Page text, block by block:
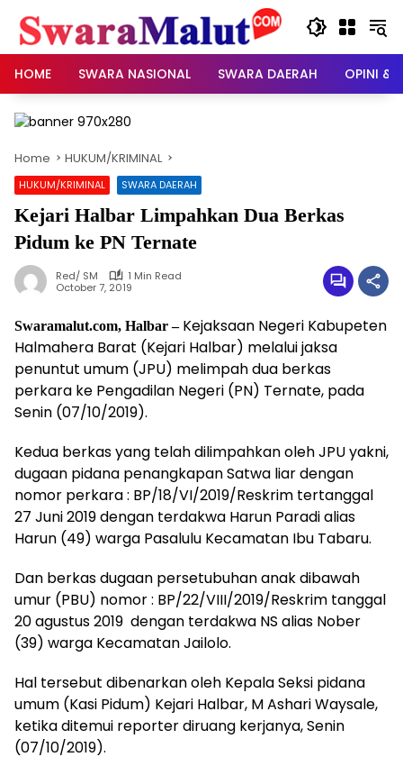
content
HOME
SWARA NASIONAL SWARA DAERAH OPINI &
Home HUKUM/KRIMINAL
HUKUM/KRIMINAL SWARA DAERAH
Kejari Halbar Limpahkan Dua Berkas
Pidum ke PN Ternate
Red/ SM
1 Min Read
October 7, 2019
Swaramalut.com, Halbar –Kejaksaan Negeri Kabupeten
Halmahera Barat (Kejari Halbar) melalui jaksa
penuntut umum (JPU) melimpah dua berkas
perkara ke Pengadilan Negeri (PN) Ternate, pada
Senin (07/10/2019).
Kedua berkas yang telah dilimpahkan oleh JPU yakni,
dugaan pidana penangkapan Satwa liar dengan
nomor perkara : BP/18/VI/2019/Reskrim tertanggal
27 Juni 2019 dengan terdakwa Harun Paradi alias
Harun (49) warga Pasalulu Kecamatan Ibu Tabaru.
Dan berkas dugaan persetubuhan anak dibawah
umur (PBU) nomor : BP/22/VIII/2019/Reskrim tanggal
20 agustus 2019 dengan terdakwa NS alias Nober
(39) warga Kecamatan Jailolo.
Hal tersebut dibenarkan oleh Kepala Seksi pidana
umum (Kasi Pidum) Kejari Halbar, M Ashari Waysale,
ketika ditemui reporter diruang kerjanya, Senin
(07/10/2019).